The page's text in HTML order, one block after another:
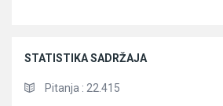
STATISTIKA SADRŽAJA
Pitanja : 22.415